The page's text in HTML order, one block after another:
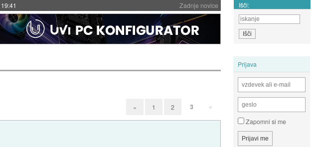
Zadnje novice Išči:
Prijava
Zapomni si me
« 1 2 3 »